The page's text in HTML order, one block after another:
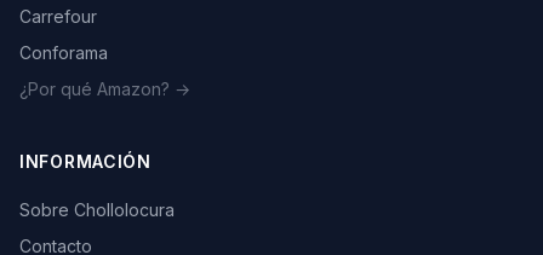
Carrefour
Conforama
¿Por qué Amazon? →
INFORMACIÓN
Sobre Chollolocura
Contacto